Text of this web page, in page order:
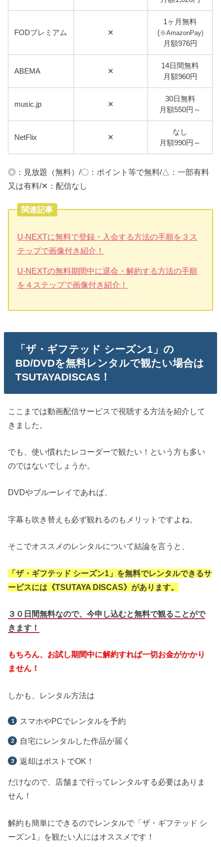
FODプレミアム ✕
1ヶ月無料
(※AmazonPay)
月額976円
ABEMA ✕
14日間無料
月額960円
music.jp ✕
30日無料
月額550円～
NetFlix ✕
なし
月額990円～
◎：見放題（無料）/〇：ポイント等で無料/△：一部有料
又は有料/✕：配信なし
関連記事
U-NEXTに無料で登録・入会する方法の手順を３ス
テップで画像付き紹介！
U-NEXTの無料期間中に退会・解約する方法の手順
を４ステップで画像付き紹介！
「ザ・ギフテッド シーズン1」の
BD/DVDを無料レンタルで観たい場合は
TSUTAYADISCAS！
ここまでは動画配信サービスで視聴する方法を紹介して
きました。
でも、使い慣れたレコーダーで観たい！という方も多い
のではないでしょうか。
DVDやブルーレイであれば、
字幕も吹き替えも必ず観れるのもメリットですよね。
そこでオススメのレンタルについて結論を言うと、
「ザ・ギフテッド シーズン1」を無料でレンタルできるサ
ービスには《TSUTAYA DISCAS》があります。
３０日間無料なので、今申し込むと無料で観ることがで
きます！
もちろん、お試し期間中に解約すれば一切お金がかかり
ません！
しかも、レンタル方法は
スマホやPCでレンタルを予約
自宅にレンタルした作品が届く
返却はポストでOK！
だけなので、店舗まで行ってレンタルする必要はありま
せん！
解約も簡単にできるのでレンタルで「ザ・ギフテッド シ
ーズン1」を観たい人にはオススメです！